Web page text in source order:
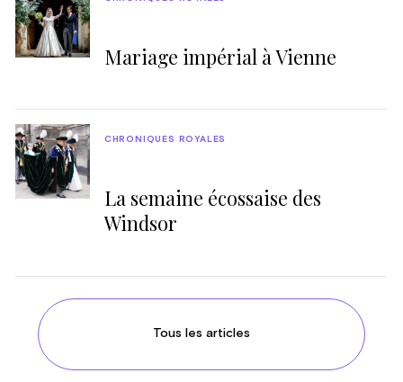
Mariage impérial à Vienne
La semaine écossaise des
Windsor
CHRONIQUES ROYALES
Tous les articles